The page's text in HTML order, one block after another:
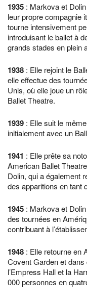
1935 : Markova et
leur propre compagnie
tourne intensivement
introduisant le ballet à
grands stades en plein
1938 : Elle rejoint le
elle effectue des
Unis, où elle joue un
Ballet Theatre.
1939 : Elle suit le
initialement avec un
1941 : Elle prête sa
American Ballet
Dolin, qui a également
des apparitions en tant
1945 : Markova et
des tournées en
contribuant à
1948 : Elle retourne en
Covent Garden et
l’Empress Hall et la
000 personnes en